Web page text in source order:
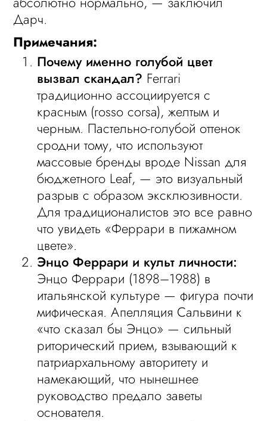
Дарч.
Примечания:
Почему именно голубой цвет
вызвал скандал? Ferrari
традиционно ассоциируется с
красным (rosso corsa), желтым и
черным. Пастельно-голубой оттенок
сродни тому, что используют
массовые бренды вроде Nissan для
бюджетного Leaf, — это визуальный
разрыв с образом эксклюзивности.
Для традиционалистов это все равно
что увидеть «Феррари в пижамном
цвете».
Энцо Феррари и культ личности:
Энцо Феррари (1898–1988) в
итальянской культуре — фигура почти
мифическая. Апелляция Сальвини к
«что сказал бы Энцо» — сильный
риторический прием, взывающий к
патриархальному авторитету и
намекающий, что нынешнее
руководство предало заветы
основателя.